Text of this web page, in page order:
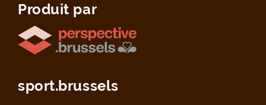
Produit par
sport.brussels